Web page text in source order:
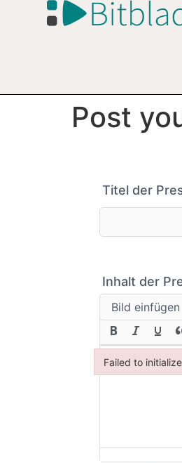
Post
Titel der
Inhalt der
Bild einfügen
Failed to
Failed to initialize